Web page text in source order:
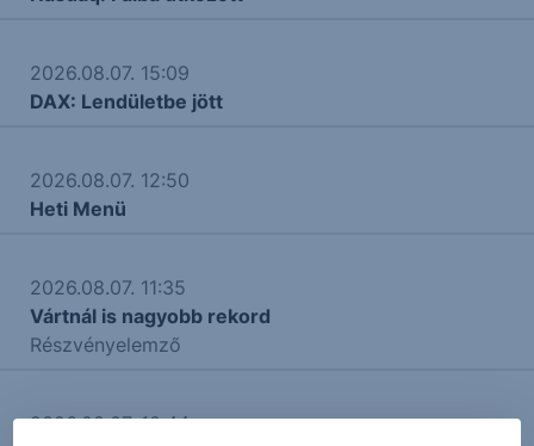
2026.08.07. 15:09
DAX: Lendületbe jött
2026.08.07. 12:50
Heti Menü
2026.08.07. 11:35
Vártnál is nagyobb rekord
Részvényelemző
2026.08.07. 10:44